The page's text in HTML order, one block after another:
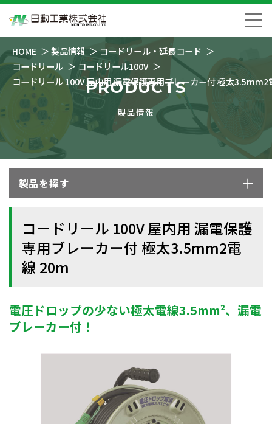
HOME 製品情報
コードリール・延長コード
コードリール
コードリール100V
コードリール 100V 屋内用 漏電保護専用ブレーカー付 極太
PRODUCTS
製品情報
製品を探す
コードリール 100V 屋内用 漏電保護
専用ブレーカー付 極太3.5mm2電
線 20m
電圧ドロップの少ない極太電線3.5mm²、漏電
ブレーカー付！